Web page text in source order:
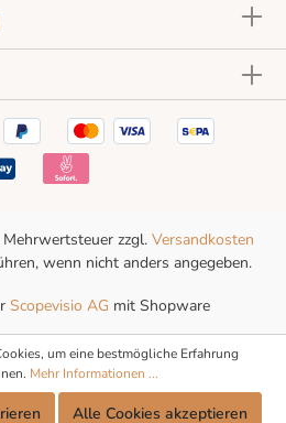
zzgl. Versandkosten
wenn nicht anders angegeben.
Scopevisio AG mit Shopware
um eine bestmögliche Erfahrung
Mehr Informationen ...
Alle Cookies akzeptieren